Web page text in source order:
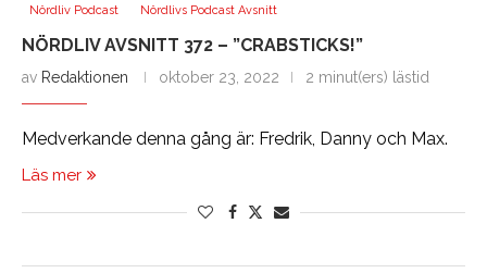
Nördliv Podcast Nördlivs Podcast Avsnitt
NÖRDLIV AVSNITT 372 – ”CRABSTICKS!”
av Redaktionen oktober 23, 2022 2 minut(ers) lästid
Medverkande denna gång är: Fredrik, Danny och Max.
Läs mer